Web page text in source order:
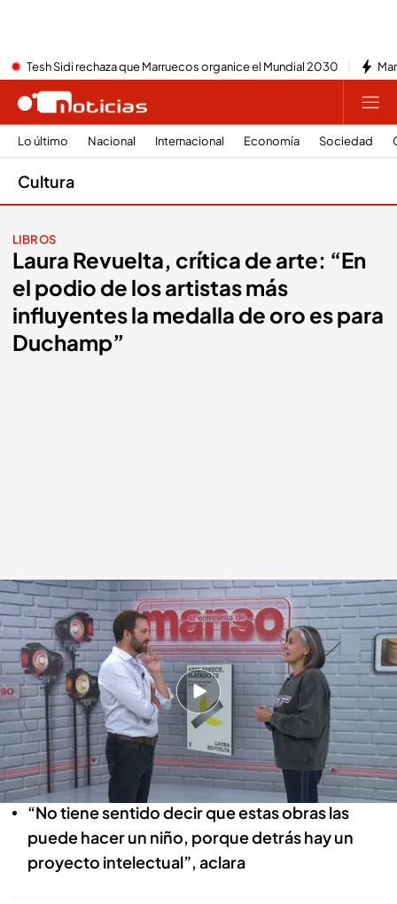
Tesh Sidi rechaza que Marruecos organice el Mundial 2030
Lo último Nacional Internacional Economía Sociedad
Cultura
LIBROS
Laura Revuelta, crítica de arte: “En
el podio de los artistas más
influyentes la medalla de oro es para
Duchamp”
Laura Revuelta quiere ayudarnos a entender el arte contemporáneo.
IMAGEN: Javier Noriega y Marcos Muñoz
Miguel Manso
30 SEP 2025 - 14:41h.
La también periodista y comisaria publica ‘Arte
parece, plátano es’, un ensayo con claves para
entender el arte del siglo XXI
“No tiene sentido decir que estas obras las
puede hacer un niño, porque detrás hay un
proyecto intelectual”, aclara